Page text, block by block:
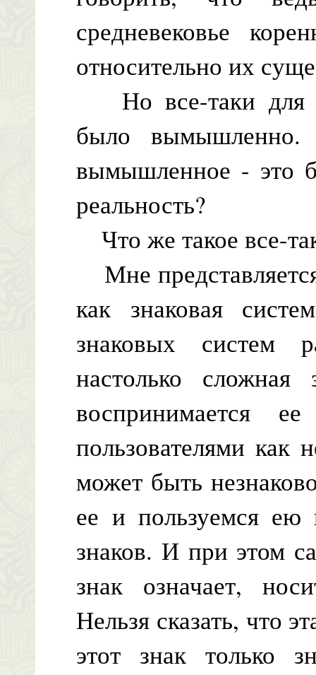
средневековье
относительно их
Но все-таки для
было
вымышленное - это
реальность?
Что же такое все-
Мне
как знаковая
знаковых систем
настолько сложная
воспринимается
пользователями как
может быть
ее и пользуемся
знаков. И при этом
знак означает,
Нельзя сказать, что
этот знак только